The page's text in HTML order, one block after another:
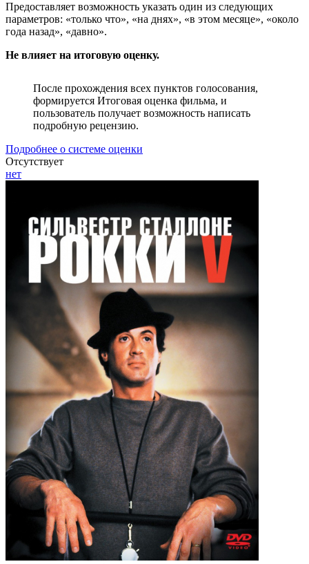
Предоставляет возможность указать один из следующих
параметров: «только что», «на днях», «в этом месяце», «около
года назад», «давно».
Не влияет на итоговую оценку.
После прохождения всех пунктов голосования,
формируется Итоговая оценка фильма, и
пользователь получает возможность написать
подробную рецензию.
Подробнее о системе оценки
Отсутствует
нет